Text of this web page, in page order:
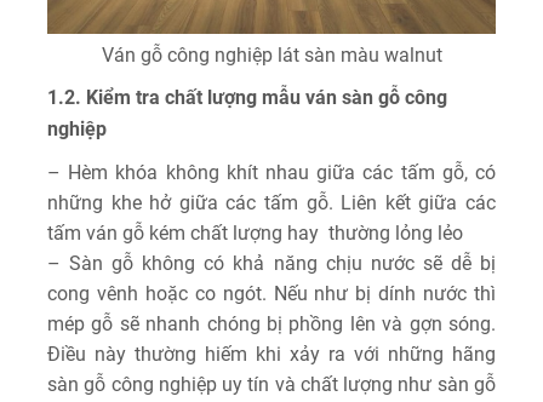
Ván gỗ công nghiệp lát sàn màu walnut
1.2. Kiểm tra chất lượng mẫu ván sàn gỗ công
nghiệp
– Hèm khóa không khít nhau giữa các tấm gỗ, có
những khe hở giữa các tấm gỗ. Liên kết giữa các
tấm ván gỗ kém chất lượng hay thường lỏng lẻo
– Sàn gỗ không có khả năng chịu nước sẽ dễ bị
cong vênh hoặc co ngót. Nếu như bị dính nước thì
mép gỗ sẽ nhanh chóng bị phồng lên và gợn sóng.
Điều này thường hiếm khi xảy ra với những hãng
sàn gỗ công nghiệp uy tín và chất lượng như sàn gỗ